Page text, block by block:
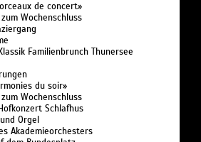
de concert»
Wochenschluss
Familienbrunch Thunersee
du soir»
Wochenschluss
Schlafhus
Orgel
Akademieorchesters